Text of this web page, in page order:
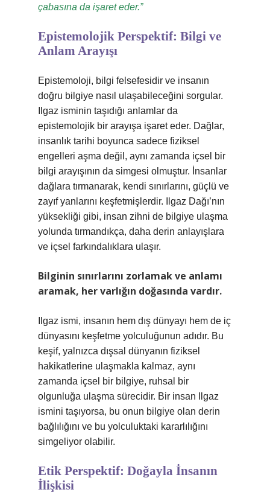
çabasına da işaret eder.”
Epistemolojik Perspektif: Bilgi ve
Anlam Arayışı
Epistemoloji, bilgi felsefesidir ve insanın
doğru bilgiye nasıl ulaşabileceğini sorgular.
Ilgaz isminin taşıdığı anlamlar da
epistemolojik bir arayışa işaret eder. Dağlar,
insanlık tarihi boyunca sadece fiziksel
engelleri aşma değil, aynı zamanda içsel bir
bilgi arayışının da simgesi olmuştur. İnsanlar
dağlara tırmanarak, kendi sınırlarını, güçlü ve
zayıf yanlarını keşfetmişlerdir. Ilgaz Dağı’nın
yüksekliği gibi, insan zihni de bilgiye ulaşma
yolunda tırmandıkça, daha derin anlayışlara
ve içsel farkındalıklara ulaşır.
Bilginin sınırlarını zorlamak ve anlamı
aramak, her varlığın doğasında vardır.
Ilgaz ismi, insanın hem dış dünyayı hem de iç
dünyasını keşfetme yolculuğunun adıdır. Bu
keşif, yalnızca dışsal dünyanın fiziksel
hakikatlerine ulaşmakla kalmaz, aynı
zamanda içsel bir bilgiye, ruhsal bir
olgunluğa ulaşma sürecidir. Bir insan Ilgaz
ismini taşıyorsa, bu onun bilgiye olan derin
bağlılığını ve bu yolculuktaki kararlılığını
simgeliyor olabilir.
Etik Perspektif: Doğayla İnsanın
İlişkisi